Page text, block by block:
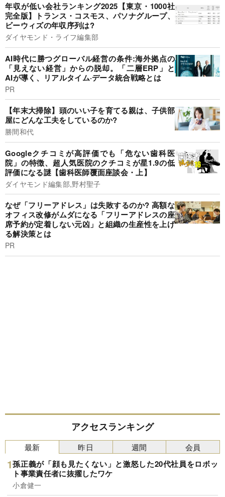
年収が低い会社ランキング2025【東京・1000社
完全版】トランス・コスモス、パソナグループ、
ビーウィズの年収序列は?
ダイヤモンド・ライフ編集部
AI時代に勝つグローバル経営の条件:海外拠点の
「見えない経営」からの脱却。「二層ERP」と
AIが導く、リアルタイム·データ統合戦略とは
PR
【年末大掃除】頭のいい子を育てる親は、子供部
屋にどんな工夫をしているのか?
勝間和代
Googleクチコミが高評価でも「危ない歯科医
院」の特徴、超人気医院のクチコミが星1.9の低
評価になる謎【歯科医師覆面座談会・上】
ダイヤモンド編集部,野村聖子
なぜ「フリーアドレス」は失敗するのか? 高額な
オフィス改修がムダになる「フリーアドレスの座
席予約が定着しない元凶」と組織の生産性を上げ
る解決策とは
PR
アクセスランキング
最新
孫正義が「顔も見たくない」と激怒した20代社員をロボッ
ト事業責任者に抜擢したワケ
小倉健一
昨日 週間 会員